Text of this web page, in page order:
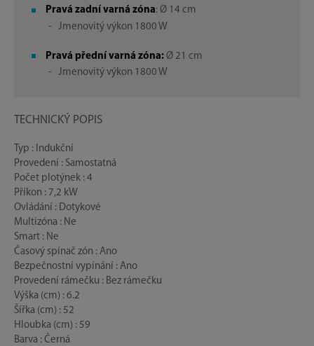
Pravá zadní varná zóna: Ø 14 cm
- Jmenovitý výkon 1800 W
Pravá přední varná zóna: Ø 21 cm
- Jmenovitý výkon 1800 W
TECHNICKÝ POPIS
Typ : Indukční
Provedení : Samostatná
Počet plotýnek : 4
Příkon : 7,2 kW
Ovládání : Dotykové
Multizóna : Ne
Smart : Ne
Časový spínač zón : Ano
Bezpečnostní vypínání : Ano
Provedení rámečku : Bez rámečku
Výška (cm) : 6.2
Šířka (cm) : 52
Hloubka (cm) : 59
Barva : Černá